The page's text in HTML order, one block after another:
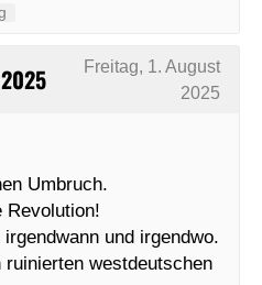
Freitag, 1. August
2025
Umbruch.
Revolution!
und irgendwo.
westdeutschen